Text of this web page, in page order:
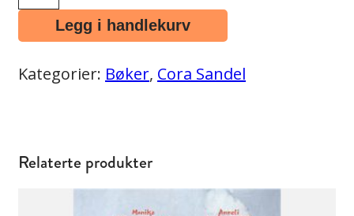
og
Jakob
pocket
Legg i handlekurv
Kategorier: Bøker, Cora Sandel
Relaterte produkter